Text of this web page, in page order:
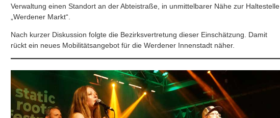
Verwaltung einen Standort an der Abteistraße, in unmittelbarer Nähe zur Haltestelle
„Werdener Markt“.
Nach kurzer Diskussion folgte die Bezirksvertretung dieser Einschätzung. Damit
rückt ein neues Mobilitätsangebot für die Werdener Innenstadt näher.